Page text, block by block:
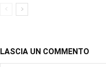
LASCIA UN COMMENTO